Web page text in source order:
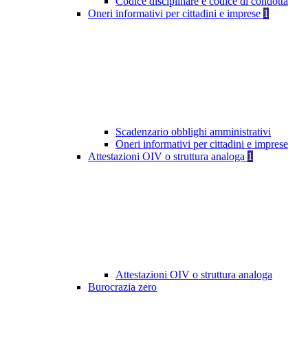
Oneri informativi per cittadini e imprese 1
Scadenzario obblighi amministrativi
Oneri informativi per cittadini e imprese
Attestazioni OIV o struttura analoga 1
Attestazioni OIV o struttura analoga
Burocrazia zero